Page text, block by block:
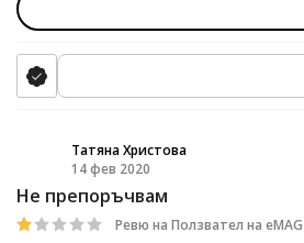
Татяна Христова
14 фев 2020
Не препоръчвам
Ревю на Ползвател на еМАG